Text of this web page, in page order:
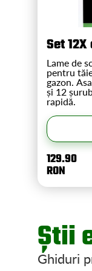
Set
Lame de
pentru
gazon.
și 12
rapidă.
129.90
RON
Știi
Ghiduri